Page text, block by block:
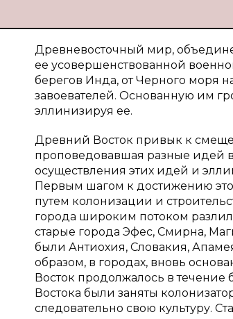
Древневосточный мир,
ее усовершенствованной
берегов Инда, от Черного моря
завоевателей. Основанную им
эллинизируя ее.
Древний Восток привык к
проповедовавшая разные идей
осуществления этих идей и
Первым шагом к достижению
путем колонизации и
города широким потоком
старые города Эфес, Смирна,
были Антиохия, Словакия,
образом, в городах, вновь
Восток продолжалось в течение
Востока были заняты
следовательно свою культуру.